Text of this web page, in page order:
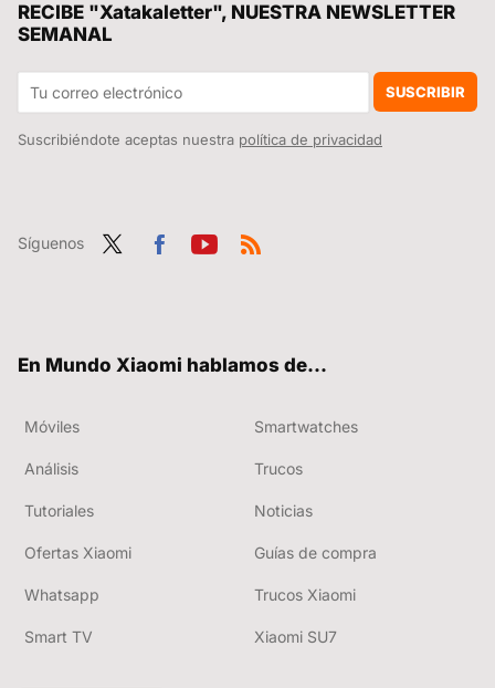
Una aguja, 135 grados y casi 1,4 toneladas encima: así ha probado Xiaomi su nueva power bank que parece sacada de Rambo
RECIBE "Xatakaletter", NUESTRA NEWSLETTER
SEMANAL
SUSCRIBIR
Suscribiéndote aceptas nuestra política de privacidad
Síguenos
En Mundo Xiaomi hablamos de...
Móviles Smartwatches
Análisis Trucos
Tutoriales Noticias
Ofertas Xiaomi Guías de compra
Whatsapp Trucos Xiaomi
Smart TV Xiaomi SU7